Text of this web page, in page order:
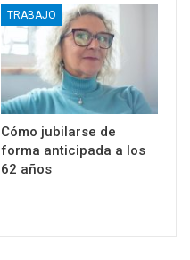
TRABAJO
Cómo jubilarse de
forma anticipada a los
62 años